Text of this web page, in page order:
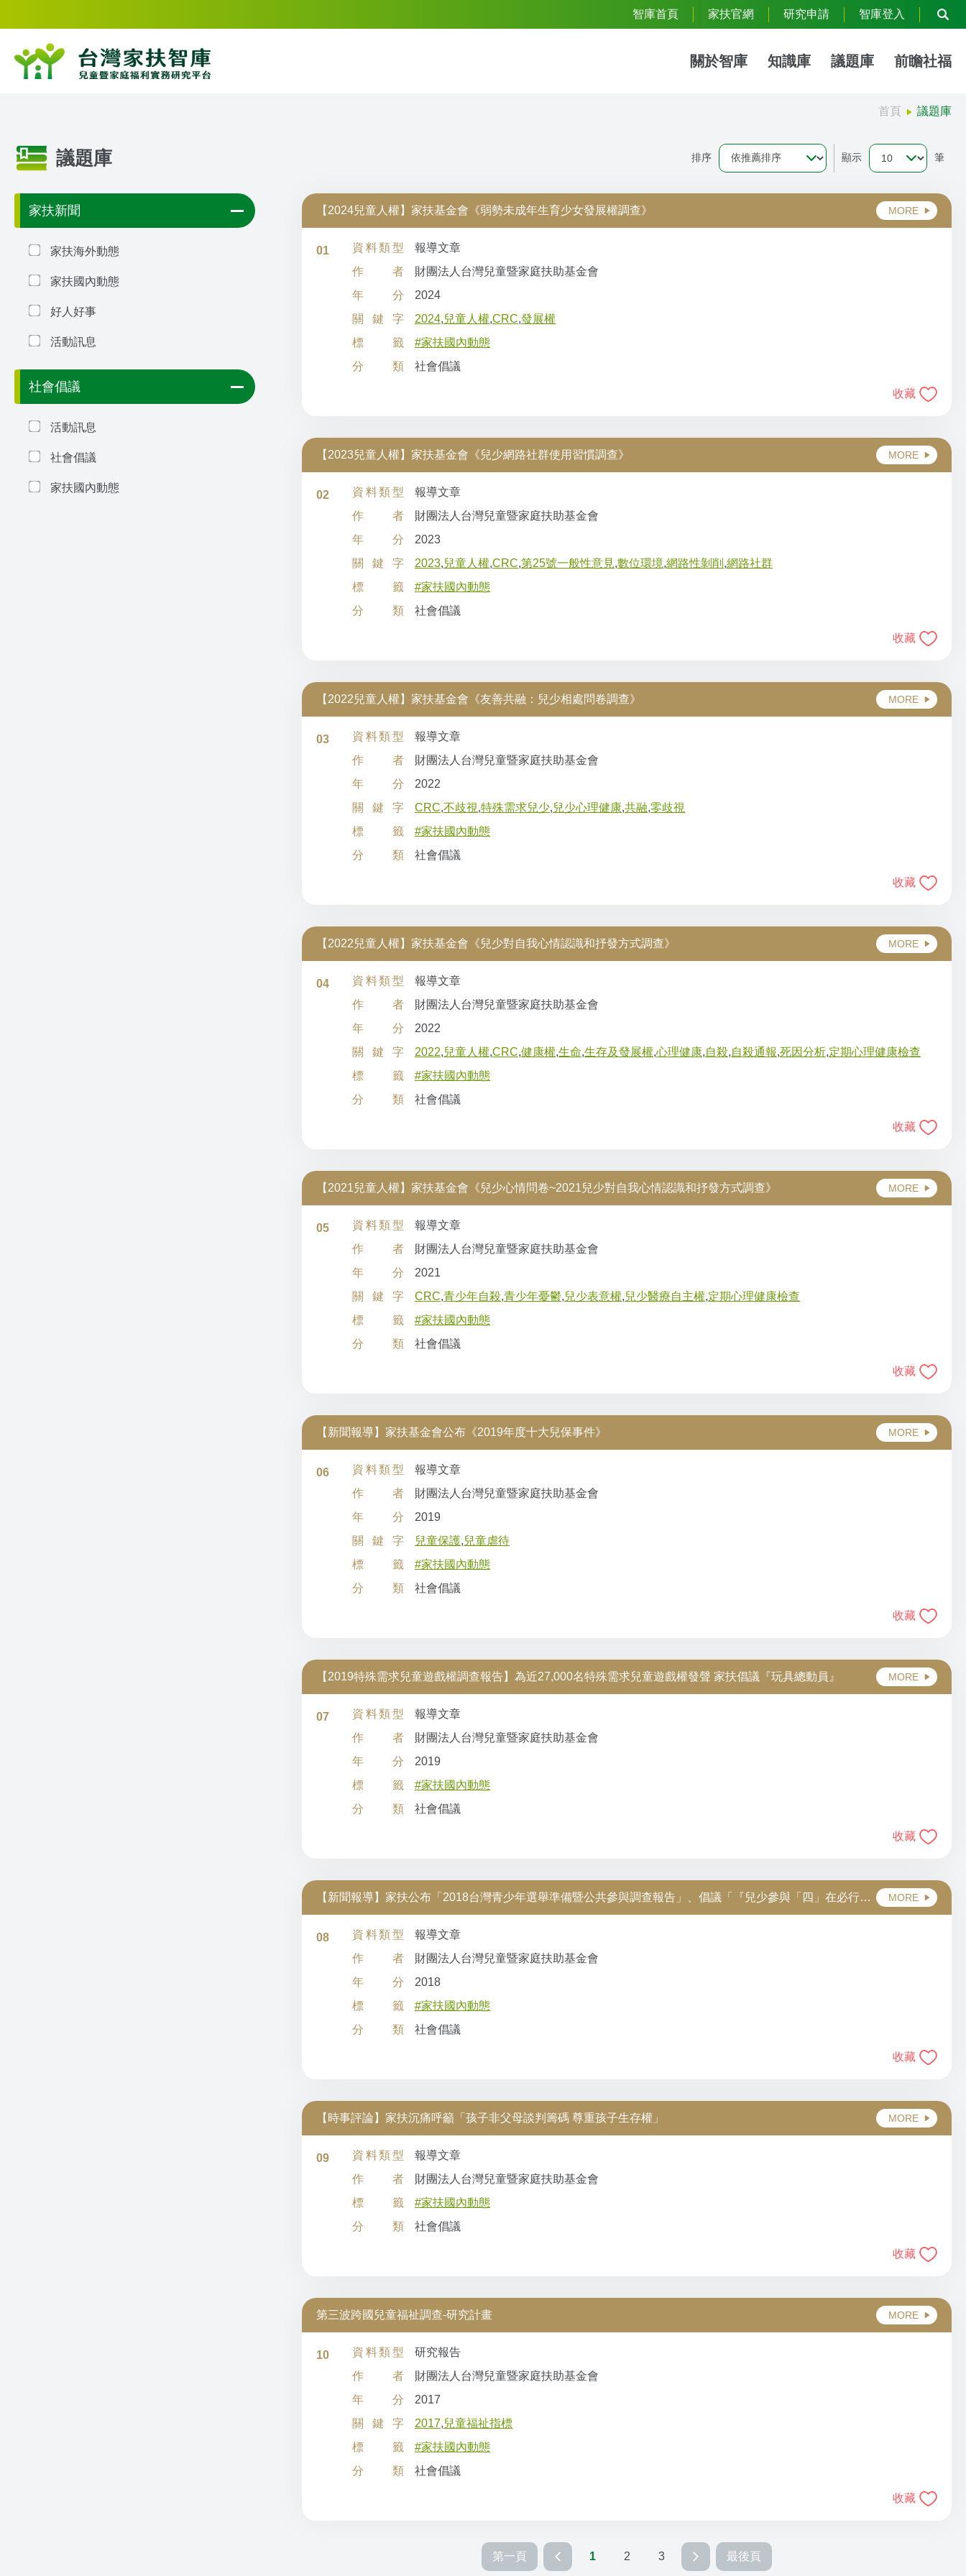
智庫首頁 家扶官網 研究申請 智庫登入
關於智庫 知識庫 議題庫 前瞻社福
首頁 議題庫
議題庫 排序 顯示 筆
家扶新聞
家扶海外動態
家扶國內動態
好人好事
活動訊息
社會倡議
活動訊息
社會倡議
家扶國內動態
【2024兒童人權】家扶基金會《弱勢未成年生育少女發展權調查》 MORE
01 資料類型
報導文章
作者
財團法人台灣兒童暨家庭扶助基金會
年分
2024
關鍵字
2024,兒童人權,CRC,發展權
標籤
#家扶國內動態
分類
社會倡議
收藏
【2023兒童人權】家扶基金會《兒少網路社群使用習慣調查》 MORE
02 資料類型
報導文章
作者
財團法人台灣兒童暨家庭扶助基金會
年分
2023
關鍵字
2023,兒童人權,CRC,第25號一般性意見,數位環境,網路性剝削 ,網路社群
標籤
#家扶國內動態
分類
社會倡議
收藏
【2022兒童人權】家扶基金會《友善共融：兒少相處問卷調查》 MORE
03 資料類型
報導文章
作者
財團法人台灣兒童暨家庭扶助基金會
年分
2022
關鍵字
CRC,不歧視,特殊需求兒少,兒少心理健康,共融,零歧視
標籤
#家扶國內動態
分類
社會倡議
收藏
【2022兒童人權】家扶基金會《兒少對自我心情認識和抒發方式調查》 MORE
04 資料類型
報導文章
作者
財團法人台灣兒童暨家庭扶助基金會
年分
2022
關鍵字
2022,兒童人權,CRC,健康權,生命,生存及發展權,心理健康,自殺,自殺通報,死因分析,定期心理健康檢查
標籤
#家扶國內動態
分類
社會倡議
收藏
【2021兒童人權】家扶基金會《兒少心情問卷~2021兒少對自我心情認識和抒發方式調查》 MORE
05 資料類型
報導文章
作者
財團法人台灣兒童暨家庭扶助基金會
年分
2021
關鍵字
CRC,青少年自殺,青少年憂鬱,兒少表意權,兒少醫療自主權,定期心理健康檢查
標籤
#家扶國內動態
分類
社會倡議
收藏
【新聞報導】家扶基金會公布《2019年度十大兒保事件》 MORE
06 資料類型
報導文章
作者
財團法人台灣兒童暨家庭扶助基金會
年分
2019
關鍵字
兒童保護,兒童虐待
標籤
#家扶國內動態
分類
社會倡議
收藏
【2019特殊需求兒童遊戲權調查報告】為近27,000名特殊需求兒童遊戲權發聲 家扶倡議『玩具總動員』 MORE
07 資料類型
報導文章
作者
財團法人台灣兒童暨家庭扶助基金會
年分
2019
標籤
#家扶國內動態
分類
社會倡議
收藏
【新聞報導】家扶公布「2018台灣青少年選舉準備暨公共參與調查報告」、倡議「『兒少參與「四」在必行』
全民行動」
MORE
08 資料類型
報導文章
作者
財團法人台灣兒童暨家庭扶助基金會
年分
2018
標籤
#家扶國內動態
分類
社會倡議
收藏
【時事評論】家扶沉痛呼籲「孩子非父母談判籌碼 尊重孩子生存權」 MORE
09 資料類型
報導文章
作者
財團法人台灣兒童暨家庭扶助基金會
標籤
#家扶國內動態
分類
社會倡議
收藏
第三波跨國兒童福祉調查-研究計畫 MORE
10 資料類型
研究報告
作者
財團法人台灣兒童暨家庭扶助基金會
年分
2017
關鍵字
2017,兒童福祉指標
標籤
#家扶國內動態
分類
社會倡議
收藏
第一頁 1 2 3 最後頁